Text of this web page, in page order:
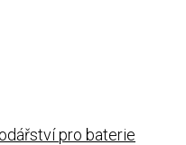
pro baterie